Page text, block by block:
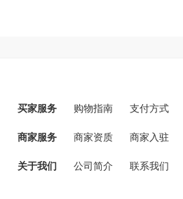
买家服务 购物指南 支付方式
商家服务 商家资质 商家入驻
关于我们 公司简介 联系我们